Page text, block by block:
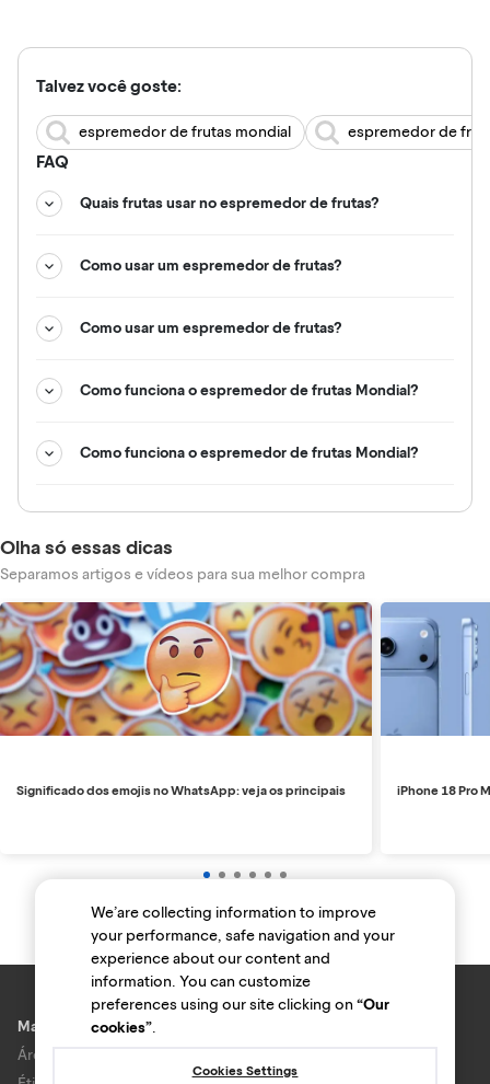
Talvez você goste:
espremedor de frutas mondial espremedor de
FAQ
Quais frutas usar no espremedor de frutas?
Como usar um espremedor de frutas?
Como usar um espremedor de frutas?
Como funciona o espremedor de frutas Mondial?
Como funciona o espremedor de frutas Mondial?
Olha só essas dicas
Separamos artigos e vídeos para sua melhor compra
Significado dos emojis no WhatsApp: veja os principais iPhone 18 Pro
Marcas e lojas
Área do anunciante
We’are collecting information to improve
your performance, safe navigation and your
experience about our content and
information. You can customize
preferences using our site clicking on“Our
cookies”.
Cookies Settings